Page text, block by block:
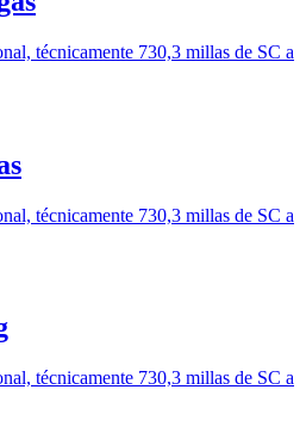
técnicamente 730,3 millas de SC a
técnicamente 730,3 millas de SC a
técnicamente 730,3 millas de SC a